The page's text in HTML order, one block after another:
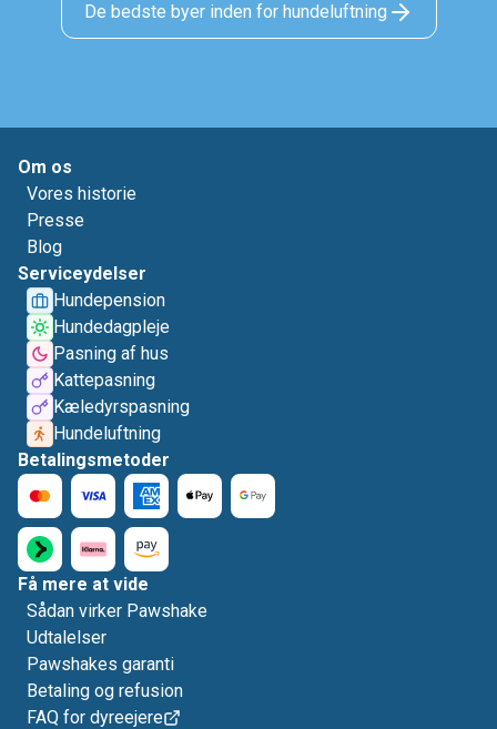
De bedste byer inden for hundeluftning
Om os
Vores historie
Presse
Blog
Serviceydelser
Hundepension
Hundedagpleje
Pasning af hus
Kattepasning
Kæledyrspasning
Hundeluftning
Betalingsmetoder
Få mere at vide
Sådan virker Pawshake
Udtalelser
Pawshakes garanti
Betaling og refusion
FAQ for dyreejere